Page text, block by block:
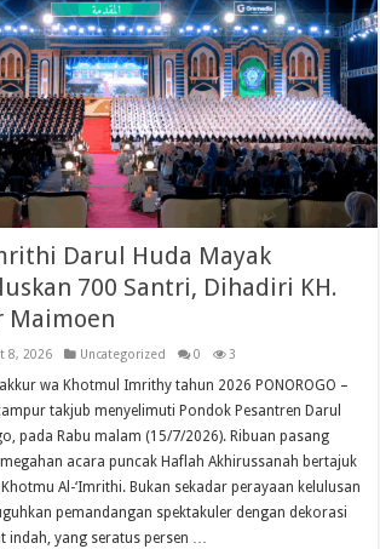
Darul Huda Mayak
700 Santri, Dihadiri KH.
Maimoen
8, 2026 Uncategorized 0 3
wa Khotmul Imrithy tahun 2026 PONOROGO –
takjub menyelimuti Pondok Pesantren Darul
pada Rabu malam (15/7/2026). Ribuan pasang
acara puncak Haflah Akhirussanah bertajuk
Al-‘Imrithi. Bukan sekadar perayaan kelulusan
pemandangan spektakuler dengan dekorasi
indah, yang seratus persen …